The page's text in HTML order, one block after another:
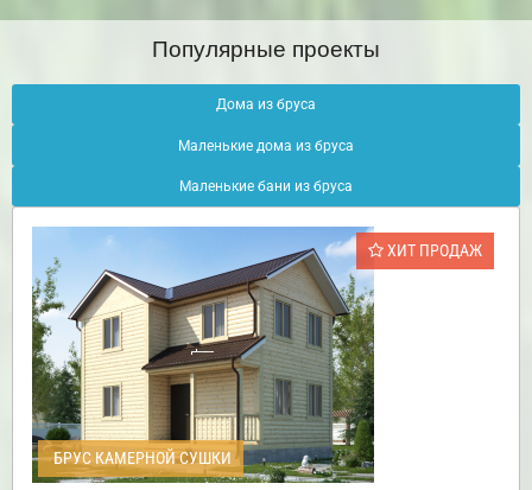
Популярные проекты
Дома из бруса
Маленькие дома из бруса
Маленькие бани из бруса
ХИТ ПРОДАЖ
БРУС КАМЕРНОЙ СУШКИ